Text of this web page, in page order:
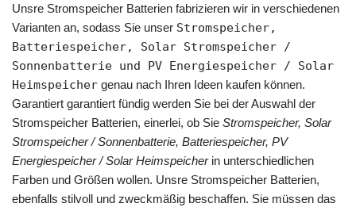
Unsre Stromspeicher Batterien fabrizieren wir in verschiedenen
Varianten an, sodass Sie unser Stromspeicher,
Batteriespeicher, Solar Stromspeicher /
Sonnenbatterie und PV Energiespeicher / Solar
Heimspeicher genau nach Ihren Ideen kaufen können.
Garantiert garantiert fündig werden Sie bei der Auswahl der
Stromspeicher Batterien, einerlei, ob Sie Stromspeicher, Solar
Stromspeicher / Sonnenbatterie, Batteriespeicher, PV
Energiespeicher / Solar Heimspeicherin unterschiedlichen
Farben und Größen wollen. Unsre Stromspeicher Batterien,
ebenfalls stilvoll und zweckmäßig beschaffen. Sie müssen das